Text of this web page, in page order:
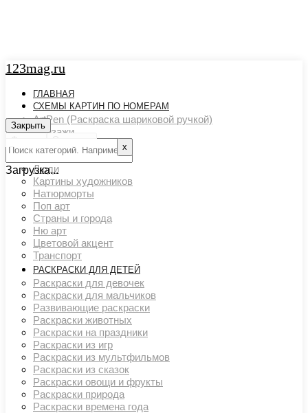
123mag.ru
ГЛАВНАЯ
СХЕМЫ КАРТИН ПО НОМЕРАМ
ArtPen (Раскраска шариковой ручкой)
Пейзажи
Животный мир
Люди
Картины художников
Натюрморты
Поп арт
Страны и города
Ню арт
Цветовой акцент
Транспорт
РАСКРАСКИ ДЛЯ ДЕТЕЙ
Раскраски для девочек
Раскраски для мальчиков
Развивающие раскраски
Раскраски животных
Раскраски на праздники
Раскраски из игр
Раскраски из мультфильмов
Раскраски из сказок
Раскраски овощи и фрукты
Раскраски природа
Раскраски времена года
Закрыть
Фильтр
Очистить
Закрыть
х
Загрузка...